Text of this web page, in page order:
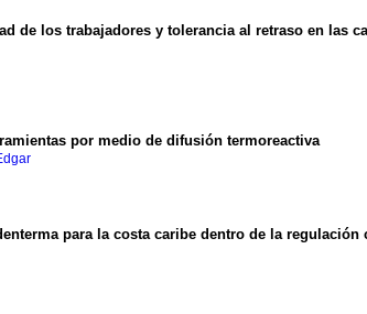
los trabajadores y tolerancia al retraso en las
por medio de difusión termoreactiva
para la costa caribe dentro de la regulación